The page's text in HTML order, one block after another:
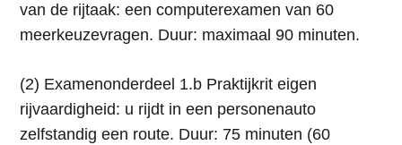
van de rijtaak: een computerexamen van 60
meerkeuzevragen. Duur: maximaal 90 minuten.
(2) Examenonderdeel 1.b Praktijkrit eigen
rijvaardigheid: u rijdt in een personenauto
zelfstandig een route. Duur: 75 minuten (60